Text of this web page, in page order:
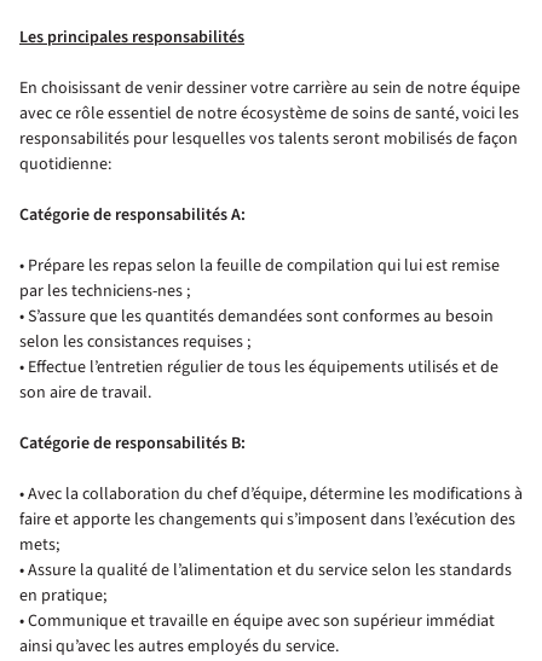
Les principales responsabilités
En choisissant de venir dessiner votre carrière au sein de notre équipe
avec ce rôle essentiel de notre écosystème de soins de santé, voici les
responsabilités pour lesquelles vos talents seront mobilisés de façon
quotidienne:
Catégorie de responsabilités A:
• Prépare les repas selon la feuille de compilation qui lui est remise
par les techniciens-nes ;
• S’assure que les quantités demandées sont conformes au besoin
selon les consistances requises ;
• Effectue l’entretien régulier de tous les équipements utilisés et de
son aire de travail.
Catégorie de responsabilités B:
• Avec la collaboration du chef d’équipe, détermine les modifications à
faire et apporte les changements qui s’imposent dans l’exécution des
mets;
• Assure la qualité de l’alimentation et du service selon les standards
en pratique;
• Communique et travaille en équipe avec son supérieur immédiat
ainsi qu’avec les autres employés du service.